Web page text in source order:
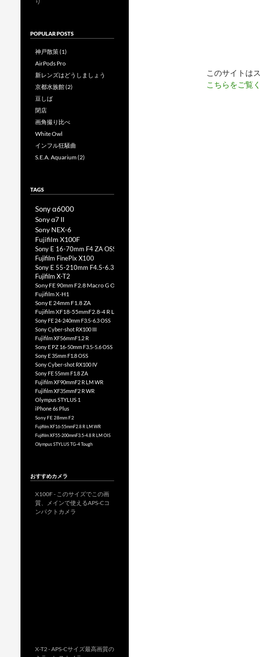
このサイトは
こちらをご覧
POPULAR POSTS
神戸散策 (1)
AirPods Pro
新レンズはどうしましょう
京都水族館 (2)
豆しば
閉店
画角撮り比べ
White Owl
インフル狂騒曲
S.E.A. Aquarium (2)
TAGS
Sony α6000
Sony α7 II
Sony NEX-6
Fujifilm X100F
Sony E 16-70mm F4 ZA OSS
Fujifilm FinePix X100
Sony E 55-210mm F4.5-6.3 OSS
Fujifilm X-T2
Sony FE 90mm F2.8 Macro G OSS
Fujifilm X-H1
Sony E 24mm F1.8 ZA
Fujifilm XF18-55mmF2.8-4 R LM OIS
Sony FE 24-240mm F3.5-6.3 OSS
Sony Cyber-shot RX100 III
Fujifilm XF56mmF1.2 R
Sony E PZ 16-50mm F3.5-5.6 OSS
Sony E 35mm F1.8 OSS
Sony Cyber-shot RX100 IV
Sony FE 55mm F1.8 ZA
Fujifilm XF90mmF2 R LM WR
Fujifilm XF35mmF2 R WR
Olympus STYLUS 1
iPhone 6s Plus
Sony FE 28mm F2
Fujifilm XF16-55mmF2.8 R LM WR
Fujifilm XF55-200mmF3.5-4.8 R LM OIS
Olympus STYLUS TG-4 Tough
おすすめカメラ
X100F - このサイズでこの画
質、メインで使えるAPS-Cコ
ンパクトカメラ
X-T2 - APS-Cサイズ最高画質の